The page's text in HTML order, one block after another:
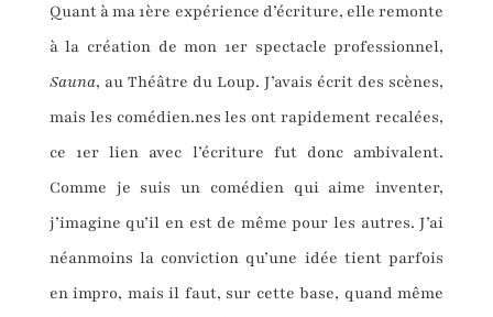
Quant à ma 1ère expérience d’écriture, elle remonte
à la création de mon 1er spectacle professionnel,
Sauna, au Théâtre du Loup. J’avais écrit des scènes,
mais les comédien.nes les ont rapidement recalées,
ce 1er lien avec l’écriture fut donc ambivalent.
Comme je suis un comédien qui aime inventer,
j’imagine qu’il en est de même pour les autres. J’ai
néanmoins la conviction qu’une idée tient parfois
en impro, mais il faut, sur cette base, quand même